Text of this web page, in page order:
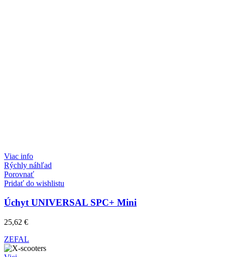
Viac info
Rýchly náhľad
Porovnať
Pridať do wishlistu
Úchyt UNIVERSAL SPC+ Mini
25,62 €
ZEFAL